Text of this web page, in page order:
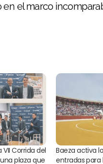
el marco
Corrida del
plaza que
Baeza activa
entradas para